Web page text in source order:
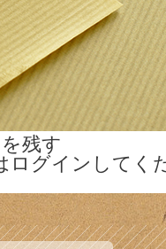
残す
ログイン してく